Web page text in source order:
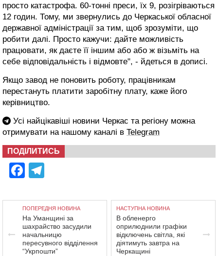
просто катастрофа. 60-тонні преси, їх 9, розігріваються
12 годин. Тому, ми звернулись до Черкаської обласної
державної адміністрації за тим, щоб зрозуміти, що
робити далі. Просто кажучи: дайте можливість
працювати, як даєте її іншим або або ж візьміть на
себе відповідальність і відмовте", - йдеться в дописі.
Якщо завод не поновить роботу, працівникам
перестануть платити заробітну плату, каже його
керівництво.
Усі найцікавіші новини Черкас та регіону можна
отримувати на нашому каналі в Telegram
ПОДІЛИТИСЬ
Facebook
ПОПЕРЕДНЯ НОВИНА
На Уманщині за
шахрайство засудили
начальницю
пересувного відділення
“Укрпошти”
НАСТУПНА НОВИНА
В обленерго
оприлюднили графіки
відключень світла, які
діятимуть завтра на
Черкащині